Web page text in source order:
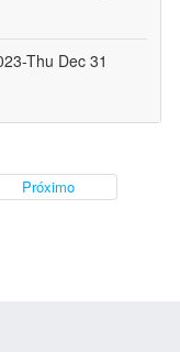
Thu Dec 31
Próximo